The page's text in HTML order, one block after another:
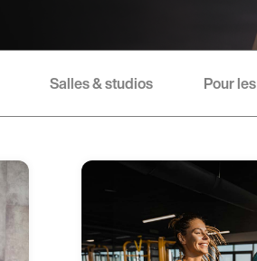
Salles & studios Pour